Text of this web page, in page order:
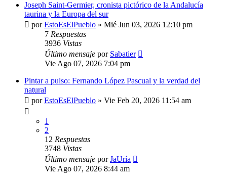
Joseph Saint-Germier, cronista pictórico de la Andalucía
taurina y la Europa del sur
porEstoEsElPueblo » Mié Jun 03, 2026 12:10 pm
7 Respuestas
3936 Vistas
Último mensaje por Sabatier
Vie Ago 07, 2026 7:04 pm
Pintar a pulso: Fernando López Pascual y la verdad del
natural
porEstoEsElPueblo » Vie Feb 20, 2026 11:54 am
1
2
12 Respuestas
3748 Vistas
Último mensaje porJaUría
Vie Ago 07, 2026 8:44 am